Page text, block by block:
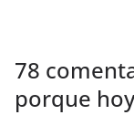
78
porque